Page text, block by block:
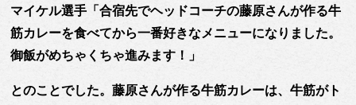
マイケル選手「合宿先でヘッドコーチの藤原さんが作る牛
筋カレーを食べてから一番好きなメニューになりました。
御飯がめちゃくちゃ進みます！」
とのことでした。藤原さんが作る牛筋カレーは、牛筋がト